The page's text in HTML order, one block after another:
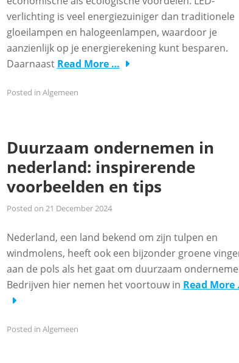
verlichting is veel energiezuiniger dan traditionele
gloeilampen en halogeenlampen, waardoor je
aanzienlijk op je energierekening kunt besparen.
Daarnaast Read More …
Posted in Algemeen
Duurzaam ondernemen in
nederland: inspirerende
voorbeelden en tips
Posted on 21 December 2024
Nederland, een land bekend om zijn tulpen en
windmolens, heeft ook een bijzonder groene
aan de pols als het gaat om duurzaam
Bedrijven hier nemen het voortouw in Read More
Posted in Algemeen